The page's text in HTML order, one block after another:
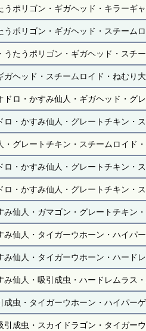
うポリゴン・ギガヘッド・キラーギ
うポリゴン・ギガヘッド・スチーム
うたうポリゴン・ギガヘッド・スチ
ガヘッド・スチームロイド・ねむり
ドロ・かすみ仙人・ギガヘッド・グ
ロ・かすみ仙人・グレートチキン・
・グレートチキン・スチームロイド
ロ・かすみ仙人・グレートチキン・
ロ・かすみ仙人・グレートチキン・
み仙人・ガマゴン・グレートチキン
み仙人・タイガーウホーン・ハイパ
み仙人・タイガーウホーン・ハード
み仙人・吸引成虫・ハードレムラス
成虫・タイガーウホーン・ハイパー
引成虫・スカイドラゴン・タイガー